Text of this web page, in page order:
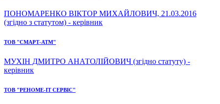
ПОНОМАРЕНКО ВІКТОР МИХАЙЛОВИЧ, 21.03.2016
(згідно з статутом) - керівник
ТОВ "СМАРТ-АТМ"
МУХІН ДМИТРО АНАТОЛІЙОВИЧ (згідно статуту) -
керівник
ТОВ "РЕНОМЕ-ІТ СЕРВІС"